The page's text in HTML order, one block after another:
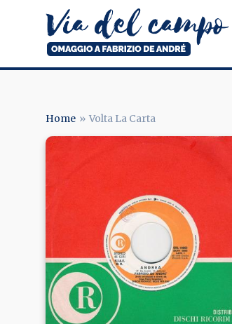
contenuto
principale
Via
campo
BRICIOLE
PANE
Home Volta La Carta